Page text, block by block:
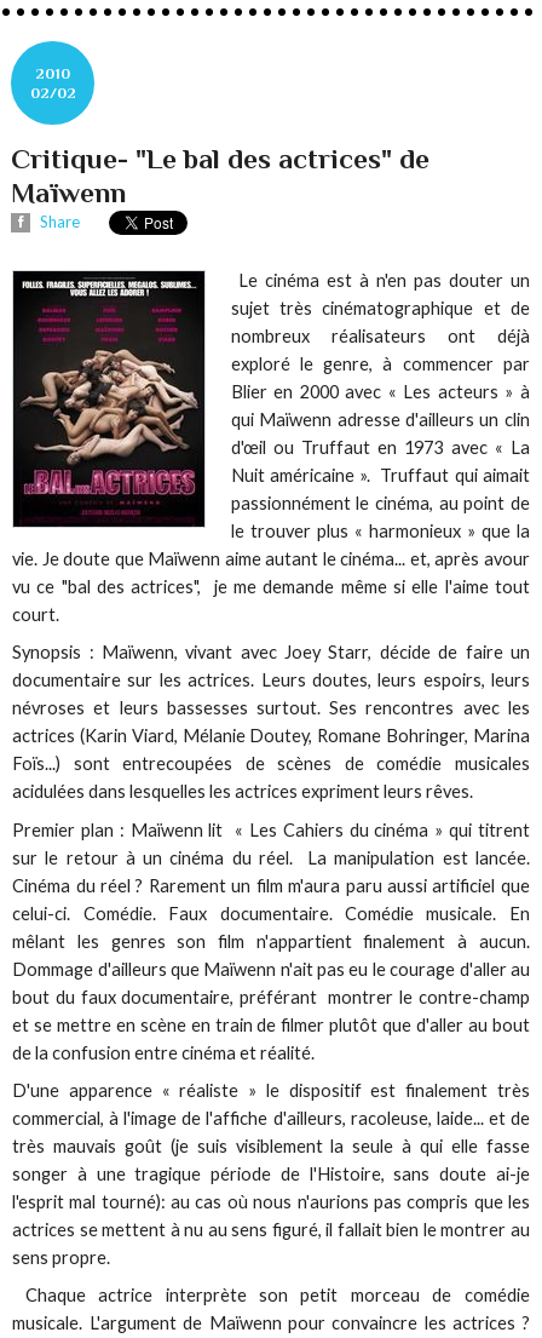
2010
02/02
Critique- "Le bal des actrices" de
Maïwenn
Share
Le cinéma est à n'en pas douter un
sujet très cinématographique et de
nombreux réalisateurs ont déjà
exploré le genre, à commencer par
Blier en 2000 avec « Les acteurs » à
qui Maïwenn adresse d'ailleurs un clin
d'œil ou Truffaut en 1973 avec « La
Nuit américaine ». Truffaut qui aimait
passionnément le cinéma, au point de
le trouver plus « harmonieux » que la
vie. Je doute que Maïwenn aime autant le cinéma... et, après avour
vu ce "bal des actrices", je me demande même si elle l'aime tout
court.
Synopsis : Maïwenn, vivant avec Joey Starr, décide de faire un
documentaire sur les actrices. Leurs doutes, leurs espoirs, leurs
névroses et leurs bassesses surtout. Ses rencontres avec les
actrices (Karin Viard, Mélanie Doutey, Romane Bohringer, Marina
Foïs...) sont entrecoupées de scènes de comédie musicales
acidulées dans lesquelles les actrices expriment leurs rêves.
Premier plan : Maïwenn lit « Les Cahiers du cinéma » qui titrent
sur le retour à un cinéma du réel. La manipulation est lancée.
Cinéma du réel ? Rarement un film m'aura paru aussi artificiel que
celui-ci. Comédie. Faux documentaire. Comédie musicale. En
mêlant les genres son film n'appartient finalement à aucun.
Dommage d'ailleurs que Maïwenn n'ait pas eu le courage d'aller au
bout du faux documentaire, préférant montrer le contre-champ
et se mettre en scène en train de filmer plutôt que d'aller au bout
de la confusion entre cinéma et réalité.
D'une apparence « réaliste » le dispositif est finalement très
commercial, à l'image de l'affiche d'ailleurs, racoleuse, laide... et de
très mauvais goût (je suis visiblement la seule à qui elle fasse
songer à une tragique période de l'Histoire, sans doute ai-je
l'esprit mal tourné): au cas où nous n'aurions pas compris que les
actrices se mettent à nu au sens figuré, il fallait bien le montrer au
sens propre.
Chaque actrice interprète son petit morceau de comédie
musicale. L'argument de Maïwenn pour convaincre les actrices ?